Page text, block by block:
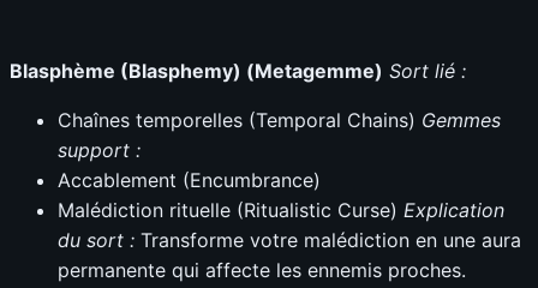
Blasphème (Blasphemy) (Metagemme) Sort lié :
Chaînes temporelles (Temporal Chains) Gemmes
support :
Accablement (Encumbrance)
Malédiction rituelle (Ritualistic Curse) Explication
du sort : Transforme votre malédiction en une aura
permanente qui affecte les ennemis proches.